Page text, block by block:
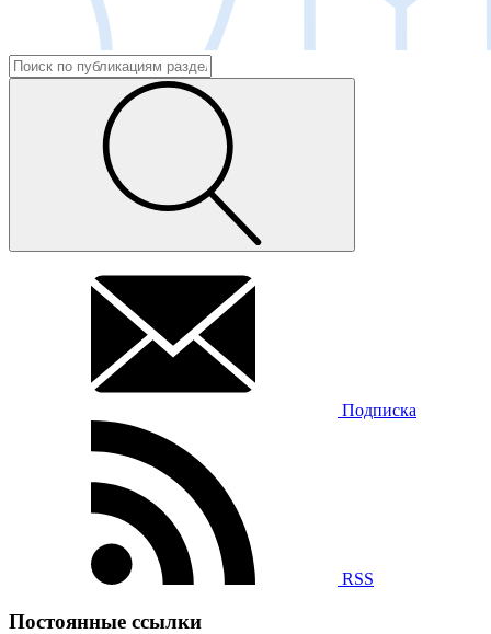
Подписка
RSS
Постоянные ссылки